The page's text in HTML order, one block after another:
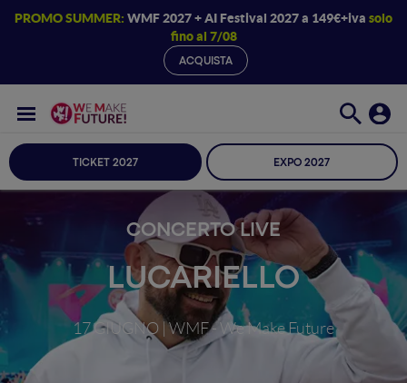
PROMO SUMMER: WMF 2027 + AI Festival 2027 a 149€+iva solo
fino al 7/08
ACQUISTA
TICKET 2027 EXPO 2027
CONCERTO LIVE
LUCARIELLO
17 GIUGNO | WMF - We Make Future